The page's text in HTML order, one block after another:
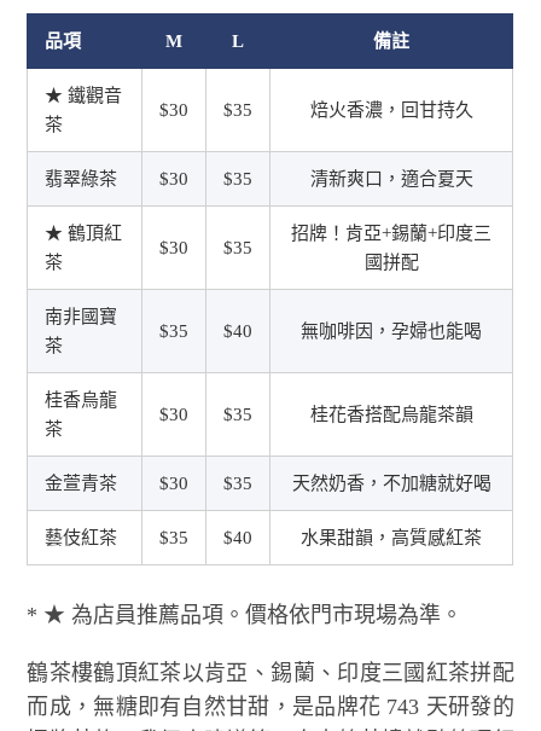
品項 M L 備註
★ 鐵觀音
茶
$30 $35 焙火香濃，回甘持久
翡翠綠茶 $30 $35 清新爽口，適合夏天
★ 鶴頂紅
茶
$30 $35
招牌！肯亞+錫蘭+印度三
國拼配
南非國寶
茶
$35 $40 無咖啡因，孕婦也能喝
桂香烏龍
茶
$30 $35 桂花香搭配烏龍茶韻
金萱青茶 $30 $35 天然奶香，不加糖就好喝
藝伎紅茶 $35 $40 水果甜韻，高質感紅茶
* ★ 為店員推薦品項。價格依門市現場為準。
鶴茶樓鶴頂紅茶以肯亞、錫蘭、印度三國紅茶拼配
而成，無糖即有自然甘甜，是品牌花 743 天研發的